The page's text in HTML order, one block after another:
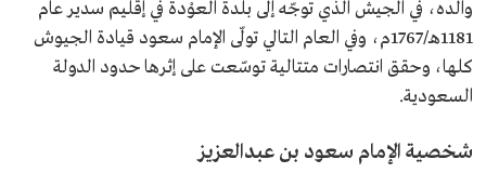
والده، في الجيش الذي توجّه إلى بلدة العوْدة في إقليم سدير عام
1181هـ/1767م، وفي العام التالي تولّى الإمام سعود قيادة الجيوش
كلها، وحقق انتصارات متتالية توسّعت على إثرها حدود الدولة
السعودية.
شخصية الإمام سعود بن عبدالعزيز